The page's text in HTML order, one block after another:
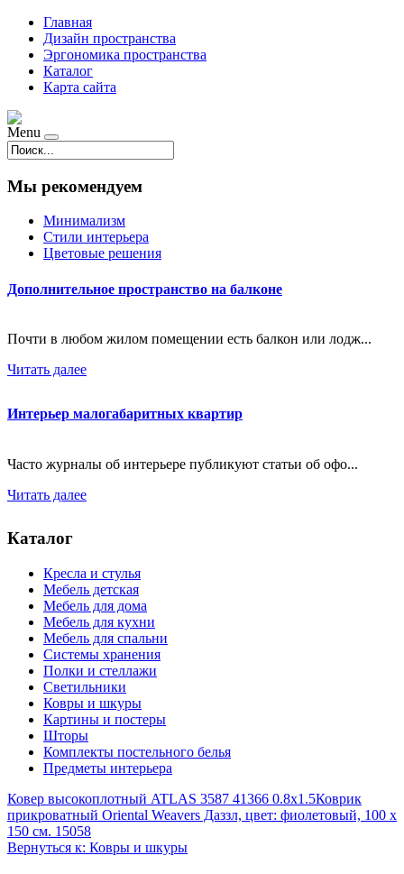
Главная
Дизайн пространства
Эргономика пространства
Каталог
Карта сайта
Menu
Мы рекомендуем
Минимализм
Стили интерьера
Цветовые решения
Дополнительное пространство на балконе
Почти в любом жилом помещении есть балкон или лодж...
Читать далее
Интерьер малогабаритных квартир
Часто журналы об интерьере публикуют статьи об офо...
Читать далее
Каталог
Кресла и стулья
Мебель детская
Мебель для дома
Мебель для кухни
Мебель для спальни
Системы хранения
Полки и стеллажи
Светильники
Ковры и шкуры
Картины и постеры
Шторы
Комплекты постельного белья
Предметы интерьера
Ковер высокоплотный ATLAS 3587 41366 0.8x1.5Коврик
прикроватный Oriental Weavers Дaззл, цвет: фиолетовый, 100 х
150 см. 15058
Вернуться к: Ковры и шкуры